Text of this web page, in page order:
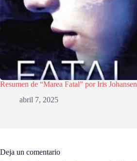
Resumen de “Marea Fatal” por Iris Johansen
abril 7, 2025
Deja un comentario